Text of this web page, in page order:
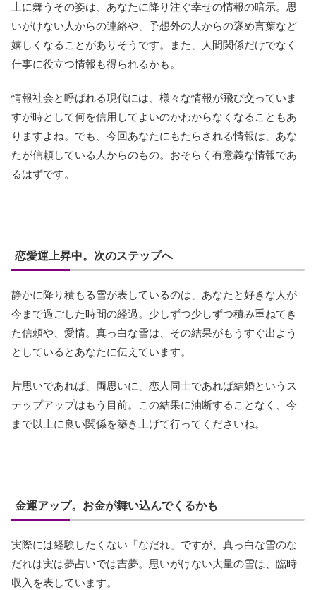
上に舞うその姿は、あなたに降り注ぐ幸せの情報の暗示。思
いがけない人からの連絡や、予想外の人からの褒め言葉など
嬉しくなることがありそうです。また、人間関係だけでなく
仕事に役立つ情報も得られるかも。
情報社会と呼ばれる現代には、様々な情報が飛び交っていま
すが時として何を信用してよいのかわからなくなることもあ
りますよね。でも、今回あなたにもたらされる情報は、あな
たが信頼している人からのもの。おそらく有意義な情報であ
るはずです。
恋愛運上昇中。次のステップへ
静かに降り積もる雪が表しているのは、あなたと好きな人が
今まで過ごした時間の経過。少しずつ少しずつ積み重ねてき
た信頼や、愛情。真っ白な雪は、その結果がもうすぐ出よう
としているとあなたに伝えています。
片思いであれば、両思いに、恋人同士であれば結婚というス
テップアップはもう目前。この結果に油断することなく、今
まで以上に良い関係を築き上げて行ってくださいね。
金運アップ。お金が舞い込んでくるかも
実際には経験したくない「なだれ」ですが、真っ白な雪のな
だれは実は夢占いでは吉夢。思いがけない大量の雪は、臨時
収入を表しています。